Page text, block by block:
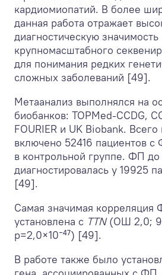
кардиомиопатий. В более
данная работа отражает
диагностическую значимость
крупномасштабного
для понимания редких
сложных заболеваний [49].
Метаанализ выполнялся на
биобанков: TOPMed-CCDG,
FOURIER и UK Biobank.
включено 52416 пациентов
в контрольной группе. ФП
диагностировалась у 19925
[49].
Самая значимая корреляция
установлена с TTN(ОШ 2,0;
p=2,0×10⁻⁴⁷) [49].
В работе также было